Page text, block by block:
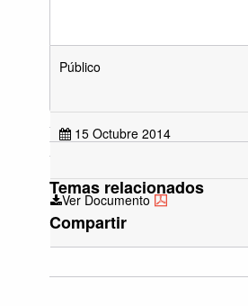
Público
15 Octubre 2014
Ver Documento
Temas relacionados
Compartir